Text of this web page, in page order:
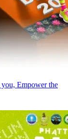
Empower the